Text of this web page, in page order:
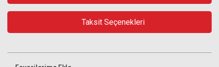
Taksit Seçenekleri